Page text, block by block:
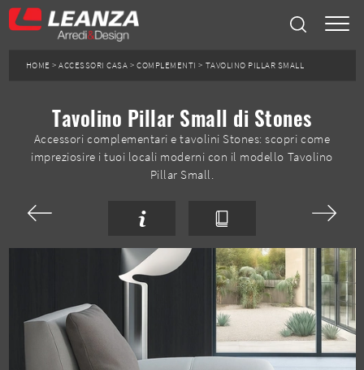
HOME >ACCESSORI CASA >COMPLEMENTI > TAVOLINO PILLAR SMALL
Tavolino Pillar Small di Stones
Accessori complementari e tavolini Stones: scopri come
impreziosire i tuoi locali moderni con il modello Tavolino
Pillar Small.